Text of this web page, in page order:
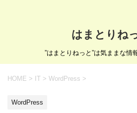
はまとりね
”はまとりねっと”は気ままな情
HOME > IT > WordPress >
WordPress